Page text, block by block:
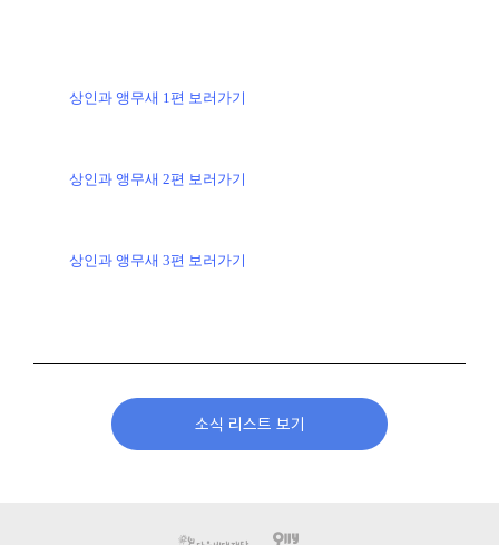
상인과 앵무새 1편 보러가기
상인과 앵무새 2편 보러가기
상인과 앵무새 3편 보러가기
소식 리스트 보기